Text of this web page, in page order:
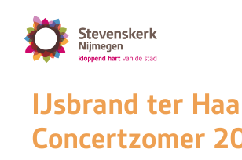
IJsbrand ter
Concertzomer